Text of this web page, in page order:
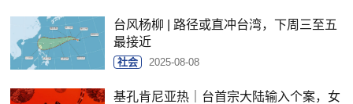
台风杨柳 | 路径或直冲台湾，下周三至五
最接近
社会 2025-08-08
基孔肯尼亚热｜台首宗大陆输入个案，女